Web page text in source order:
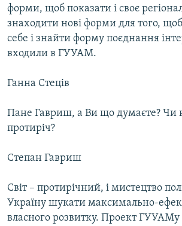
форми, щоб показати і своє
знаходити нові форми для того,
себе і знайти форму поєднання
входили в ГУУАМ.
Ганна Стеців
Пане Гавриш, а Ви що думаєте? Чи
протиріч?
Степан Гавриш
Світ – протирічний, і мистецтво
Україну шукати максимально-
власного розвитку. Проект